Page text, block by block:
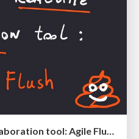
Creating an realtime collaboration tool: Agile Flush - .NET Oxford